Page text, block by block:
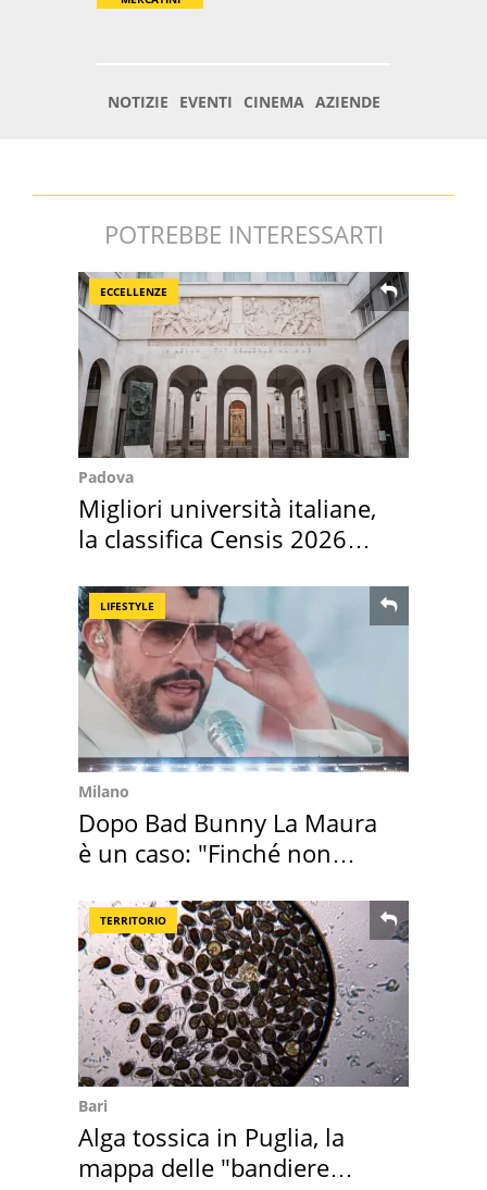
POTREBBE INTERESSARTI
ECCELLENZE
Padova
Migliori università italiane,
la classifica Censis 2026
LIFESTYLE
Milano
Dopo Bad Bunny La Maura
è un caso: "Finché non
TERRITORIO
Bari
Alga tossica in Puglia, la
mappa delle "bandiere